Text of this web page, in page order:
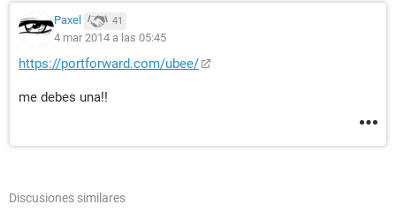
Paxel 41
4 mar 2014 a las 05:45
https://portforward.com/ubee/
me debes una!!
Discusiones similares